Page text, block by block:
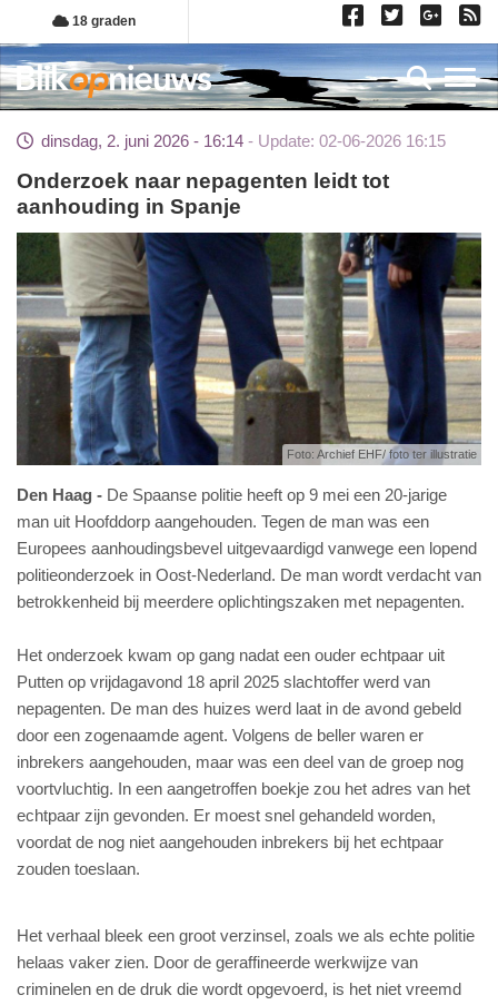
Overslaan
en
naar
de
gaan
18 graden
dinsdag, 2. juni 2026 - 16:14 Update: 02-06-2026 16:15
Onderzoek naar nepagenten leidt tot
aanhouding in Spanje
Foto: Archief EHF/ foto ter illustratie
Den Haag
De Spaanse politie heeft op 9 mei een 20-jarige
man uit Hoofddorp aangehouden. Tegen de man was een
Europees aanhoudingsbevel uitgevaardigd vanwege een lopend
politieonderzoek in Oost-Nederland. De man wordt verdacht van
betrokkenheid bij meerdere oplichtingszaken met nepagenten.
Het onderzoek kwam op gang nadat een ouder echtpaar uit
Putten op vrijdagavond 18 april 2025 slachtoffer werd van
nepagenten. De man des huizes werd laat in de avond gebeld
door een zogenaamde agent. Volgens de beller waren er
inbrekers aangehouden, maar was een deel van de groep nog
voortvluchtig. In een aangetroffen boekje zou het adres van het
echtpaar zijn gevonden. Er moest snel gehandeld worden,
voordat de nog niet aangehouden inbrekers bij het echtpaar
zouden toeslaan.
Het verhaal bleek een groot verzinsel, zoals we als echte politie
helaas vaker zien. Door de geraffineerde werkwijze van
criminelen en de druk die wordt opgevoerd, is het niet vreemd